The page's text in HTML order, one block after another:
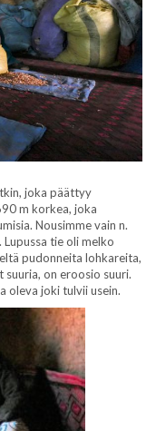
joka päättyy
m korkea, joka
Nousimme vain n.
tie oli melko
pudonneita lohkareita,
on eroosio suuri.
oleva joki tulvii usein.